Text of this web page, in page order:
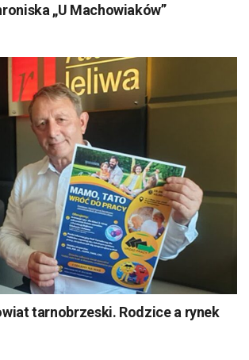
„U Machowiaków”
tarnobrzeski. Rodzice a rynek